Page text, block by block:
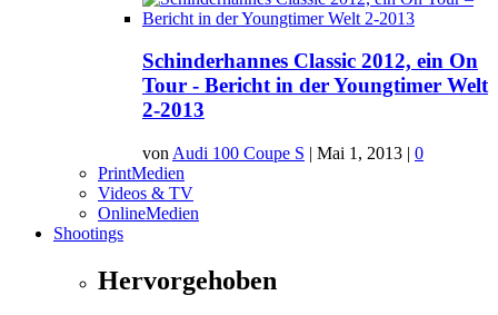
Schinderhannes Classic 2012, ein On
Tour - Bericht in der Youngtimer Welt
2-2013
von Audi 100 Coupe S | Mai 1, 2013 | 0
PrintMedien
Videos & TV
OnlineMedien
Shootings
Hervorgehoben